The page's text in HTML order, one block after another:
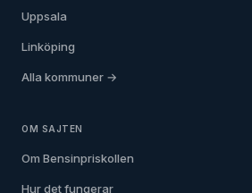
Uppsala
Linköping
Alla kommuner →
OM SAJTEN
Om Bensinpriskollen
Hur det fungerar